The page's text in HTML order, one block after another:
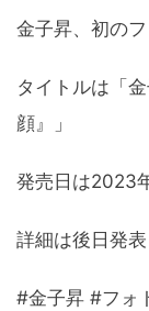
金子昇、初の
タイトルは「
顔』」
発売日は2023
詳細は後日発
#金子昇 #フォ